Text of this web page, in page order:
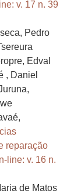
v. 17 n. 39
Pedro
Edval
, Daniel
reparação
line: v. 16 n.
de Matos